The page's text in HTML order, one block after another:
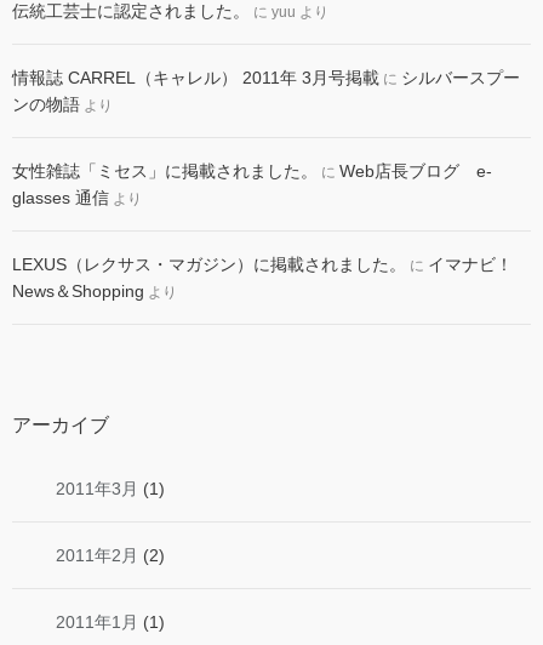
伝統工芸士に認定されました。 に yuu より
情報誌 CARREL（キャレル） 2011年 3月号掲載 に シルバースプー
ンの物語 より
女性雑誌「ミセス」に掲載されました。 に Web店長ブログ e-
glasses 通信 より
LEXUS（レクサス・マガジン）に掲載されました。 に イマナビ！
News＆Shopping より
アーカイブ
2011年3月 (1)
2011年2月 (2)
2011年1月 (1)